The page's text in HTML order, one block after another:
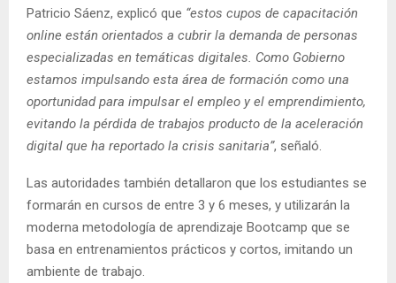
Patricio Sáenz, explicó que “estos cupos de capacitación
online están orientados a cubrir la demanda de personas
especializadas en temáticas digitales. Como Gobierno
estamos impulsando esta área de formación como una
oportunidad para impulsar el empleo y el emprendimiento,
evitando la pérdida de trabajos producto de la aceleración
digital que ha reportado la crisis sanitaria”, señaló.
Las autoridades también detallaron que los estudiantes se
formarán en cursos de entre 3 y 6 meses, y utilizarán la
moderna metodología de aprendizaje Bootcamp que se
basa en entrenamientos prácticos y cortos, imitando un
ambiente de trabajo.